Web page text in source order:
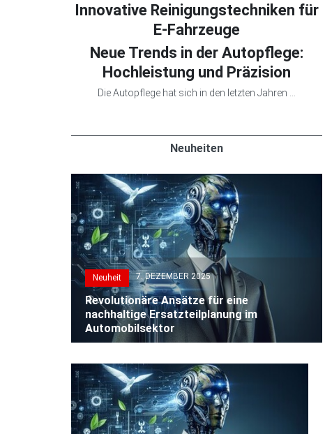
Innovative Reinigungstechniken für
E-Fahrzeuge
Neue Trends in der Autopflege:
Hochleistung und Präzision
Die Autopflege hat sich in den letzten Jahren ...
Neuheiten
Neuheit 7. DEZEMBER 2025
Revolutionäre Ansätze für eine
nachhaltige Ersatzteilplanung im
Automobilsektor